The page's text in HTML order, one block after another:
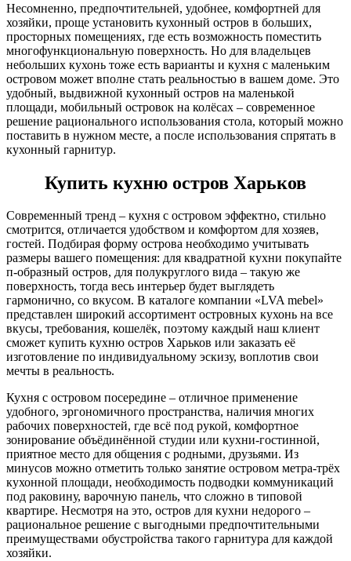
Несомненно, предпочтительней, удобнее, комфортней для
хозяйки, проще установить кухонный остров в больших,
просторных помещениях, где есть возможность поместить
многофункциональную поверхность. Но для владельцев
небольших кухонь тоже есть варианты и кухня с маленьким
островом может вполне стать реальностью в вашем доме. Это
удобный, выдвижной кухонный остров на маленькой
площади, мобильный островок на колёсах – современное
решение рационального использования стола, который можно
поставить в нужном месте, а после использования спрятать в
кухонный гарнитур.
Купить кухню остров Харьков
Современный тренд – кухня с островом эффектно, стильно
смотрится, отличается удобством и комфортом для хозяев,
гостей. Подбирая форму острова необходимо учитывать
размеры вашего помещения: для квадратной кухни покупайте
п-образный остров, для полукруглого вида – такую же
поверхность, тогда весь интерьер будет выглядеть
гармонично, со вкусом. В каталоге компании «LVA mebel»
представлен широкий ассортимент островных кухонь на все
вкусы, требования, кошелёк, поэтому каждый наш клиент
сможет купить кухню остров Харьков или заказать её
изготовление по индивидуальному эскизу, воплотив свои
мечты в реальность.
Кухня с островом посередине – отличное применение
удобного, эргономичного пространства, наличия многих
рабочих поверхностей, где всё под рукой, комфортное
зонирование объёдинённой студии или кухни-гостинной,
приятное место для общения с родными, друзьями. Из
минусов можно отметить только занятие островом метра-трёх
кухонной площади, необходимость подводки коммуникаций
под раковину, варочную панель, что сложно в типовой
квартире. Несмотря на это, остров для кухни недорого –
рациональное решение с выгодными предпочтительными
преимуществами обустройства такого гарнитура для каждой
хозяйки.